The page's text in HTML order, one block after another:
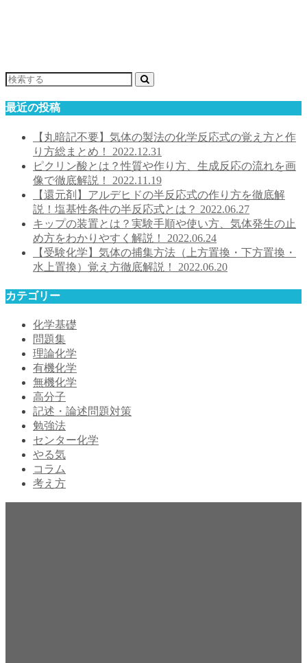
最近の投稿
【丸暗記不要】気体の製法の化学反応式の覚え方と作
り方総まとめ！ 2022.12.31
ピクリン酸とは？性質や作り方、生成反応の流れを画
像で徹底解説！ 2022.11.19
【還元剤】アルデヒドの半反応式の作り方を徹底解
説！塩基性条件の半反応式とは？ 2022.06.27
キップの装置とは？実験手順や使い方、気体発生の止
め方をわかりやすく解説！ 2022.06.24
【受験化学】気体の捕集方法（上方置換・下方置換・
水上置換）覚え方徹底解説！ 2022.06.20
カテゴリー
化学基礎
問題集
理論化学
有機化学
無機化学
高分子
記述・論述問題対策
勉強法
センター化学
やる気
コラム
考え方